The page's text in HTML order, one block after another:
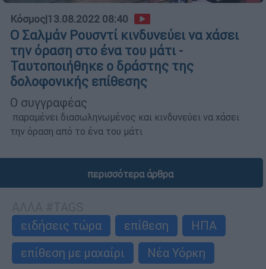
Κόσμος|13.08.2022 08:40
Ο Σαλμάν Ρουσντί κινδυνεύει να χάσει
την όραση στο ένα του μάτι -
Ταυτοποιήθηκε ο δράστης της
δολοφονικής επίθεσης
Ο συγγραφέας
παραμένει διασωληνωμένος και κινδυνεύει να χάσει
την όραση από το ένα του μάτι
περισσότερα άρθρα
ειδήσεις τώρα
επίθεση
ΗΠΑ
επίθεση με μαχαίρι
Νέα Υόρκη